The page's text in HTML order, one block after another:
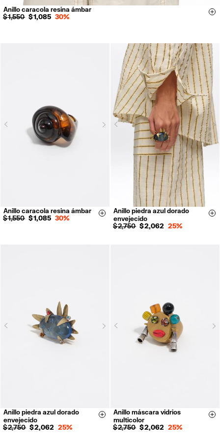
Anillo caracola resina ámbar
$ 1,550 $ 1,085 30%
14 16
Previous Next
Anillo caracola resina ámbar
$ 1,550 $ 1,085 30% Size & Add
14 16
Previous
Anillo piedra azul dorado
envejecido
$ 2,750 $ 2,062 25%
Previous Next
Anillo piedra azul dorado
envejecido
$ 2,750 $ 2,062 25%
Size & Add
Previous
Anillo máscara vidrios
multicolor
$ 2,750 $ 2,062 25%